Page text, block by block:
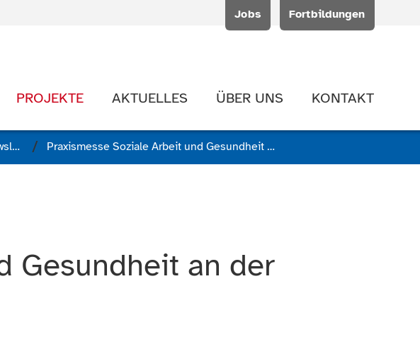
Jobs Fortbildungen
PROJEKTE AKTUELLES ÜBER UNS KONTAKT
Fachinformationen & Newsletter Praxismesse Soziale Arbeit und Gesundheit an der Fachhochschule Kiel
Gesundheit an der